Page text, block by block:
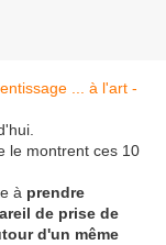
le montrent ces 10
à prendre
de prise de
d'un même